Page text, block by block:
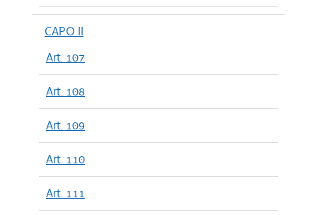
CAPO II
Art. 107
Art. 108
Art. 109
Art. 110
Art. 111